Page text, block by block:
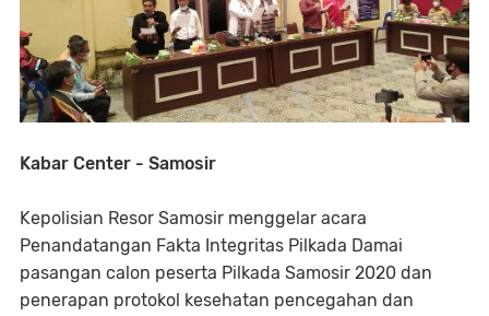
Kabar Center - Samosir
Kepolisian Resor Samosir menggelar acara
Penandatangan Fakta Integritas Pilkada Damai
pasangan calon peserta Pilkada Samosir 2020 dan
penerapan protokol kesehatan pencegahan dan